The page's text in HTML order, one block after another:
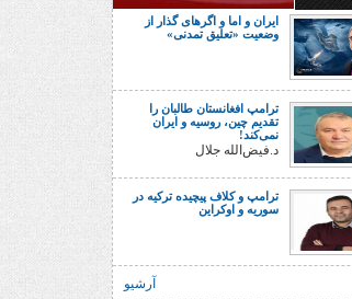
ایران و اما و اگرهای گذار از
وضعیت «تعلیق تمدنی»
ترامپ افغانستان طالبان را
تقدیم چین، روسیه و ایران
نمی‌کند!
د.فیض‌الله جلال
ترامپ و کلاف پیچیده ترکیه در
سوریه و اوکراین
آرشیو